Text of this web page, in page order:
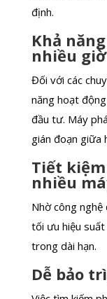
định.
Khả
nhiều giờ
Đối với các
năng hoạt
đầu tư. Máy
gián đoạn giữa
Tiết
nhiều
Nhờ công
tối ưu hiệu suất
trong dài hạn.
Dễ bảo